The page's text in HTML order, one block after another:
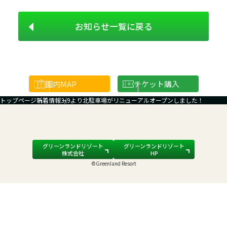
お知らせ一覧に戻る
園内MAP チケット購入
トップページ新着情報3/9より北駐車場がリニューアルオープンしました！
グリーンランドリゾート
株式会社
グリーンランドリゾート
HP
©Greenland Resort